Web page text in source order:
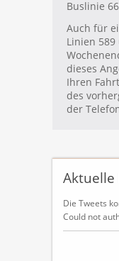
Buslinie
Auch für
Linien
dieses
Ihren
des
der
Aktuelle
Die Tweets
Could not